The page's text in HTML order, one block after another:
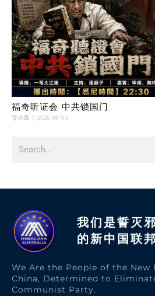
福奇听证会 中共锁国门
导火线 2026-08-03
我们是誓灭
的新中国联
We Are the People of the New
China, Determined to
Communist Party.